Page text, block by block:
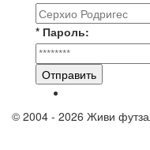
* Пароль:
Отправить
© 2004 - 2026 Живи